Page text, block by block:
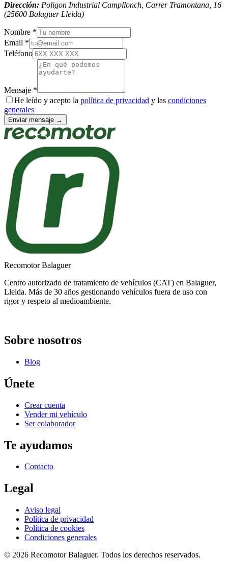
Dirección: Poligon Industrial Campllonch, Carrer Tramontana, 16
(25600 Balaguer Lleida)
Nombre *
Email *
Teléfono
Mensaje *
He leído y acepto la política de privacidad y las condiciones
generales
Enviar mensaje →
Recomotor Balaguer
Centro autorizado de tratamiento de vehículos (CAT) en Balaguer,
Lleida. Más de 30 años gestionando vehículos fuera de uso con
rigor y respeto al medioambiente.
Sobre nosotros
Blog
Únete
Crear cuenta
Vender mi vehículo
Ser colaborador
Te ayudamos
Contacto
Legal
Aviso legal
Política de privacidad
Política de cookies
Condiciones generales
© 2026 RecomotorBalaguer. Todos los derechos reservados.